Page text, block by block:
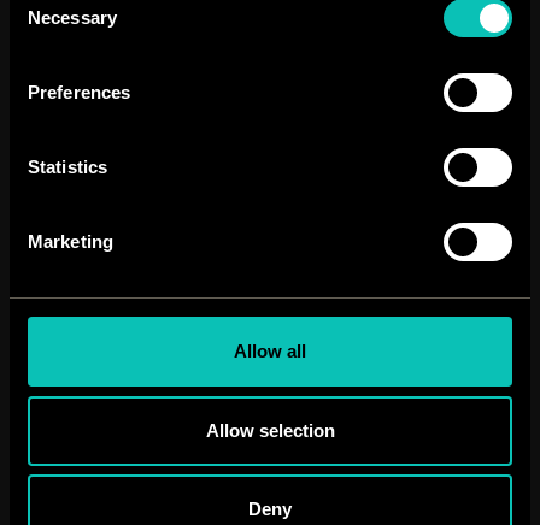
Selection
Necessary
Preferences
Statistics
Marketing
Allow all
Allow selection
Deny